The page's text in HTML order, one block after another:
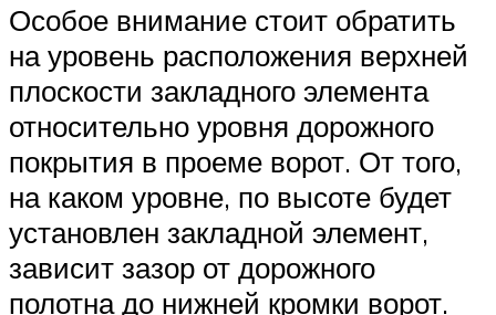
Особое внимание стоит обратить
на уровень расположения верхней
плоскости закладного элемента
относительно уровня дорожного
покрытия в проеме ворот. От того,
на каком уровне, по высоте будет
установлен закладной элемент,
зависит зазор от дорожного
полотна до нижней кромки ворот.